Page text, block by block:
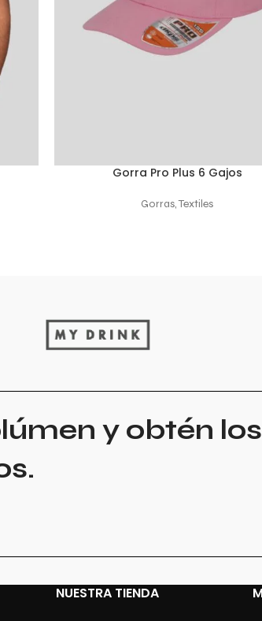
SELECCIONAR OPCIONES
Gorra Pro Plus 6 Gajos
Gorras,Textiles
y obtén los
NUESTRA TIENDA